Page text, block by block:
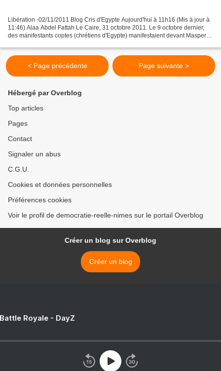
Libération -02/11/2011 Blog Cris d'Egypte Aujourd'hui à 11h16 (Mis à jour à
11:46) Alaa Abdel Fattah Le Caire, 31 octobre 2011. Le 9 octobre dernier,
des manifestants coptes (chrétiens d'Egypte) manifestaient devant Maspero,
< Page précédente Page suivante >
Hébergé par Overblog
Top articles
Pages
Contact
Signaler un abus
C.G.U.
Cookies et données personnelles
Préférences cookies
Voir le profil de democratie-reelle-nimes sur le portail Overblog
Créer un blog sur Overblog
Créer un blog
Royale - DayZ